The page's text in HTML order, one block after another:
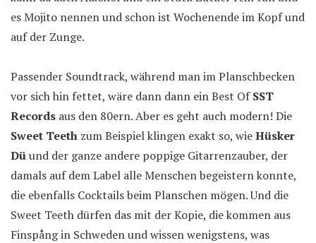
es Mojito nennen und schon ist Wochenende im Kopf und
auf der Zunge.
Passender Soundtrack, während man im Planschbecken
vor sich hin fettet, wäre dann dann ein Best OfSST
Records aus den 80ern. Aber es geht auch modern! Die
Sweet Teeth zum Beispiel klingen exakt so, wieHüsker
Düund der ganze andere poppige Gitarrenzauber, der
damals auf dem Label alle Menschen begeistern konnte,
die ebenfalls Cocktails beim Planschen mögen. Und die
Sweet Teeth dürfen das mit der Kopie, die kommen aus
Finspång in Schweden und wissen wenigstens, was